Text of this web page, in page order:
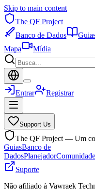
Skip to main content
The QF Project
Banco de Dados
Mapa
Mídia
Entrar Registrar
Support Us
The QF Project — Um
GuiasBanco de
DadosPlanejadorComunidade
Suporte
Não afiliado à Vawraek